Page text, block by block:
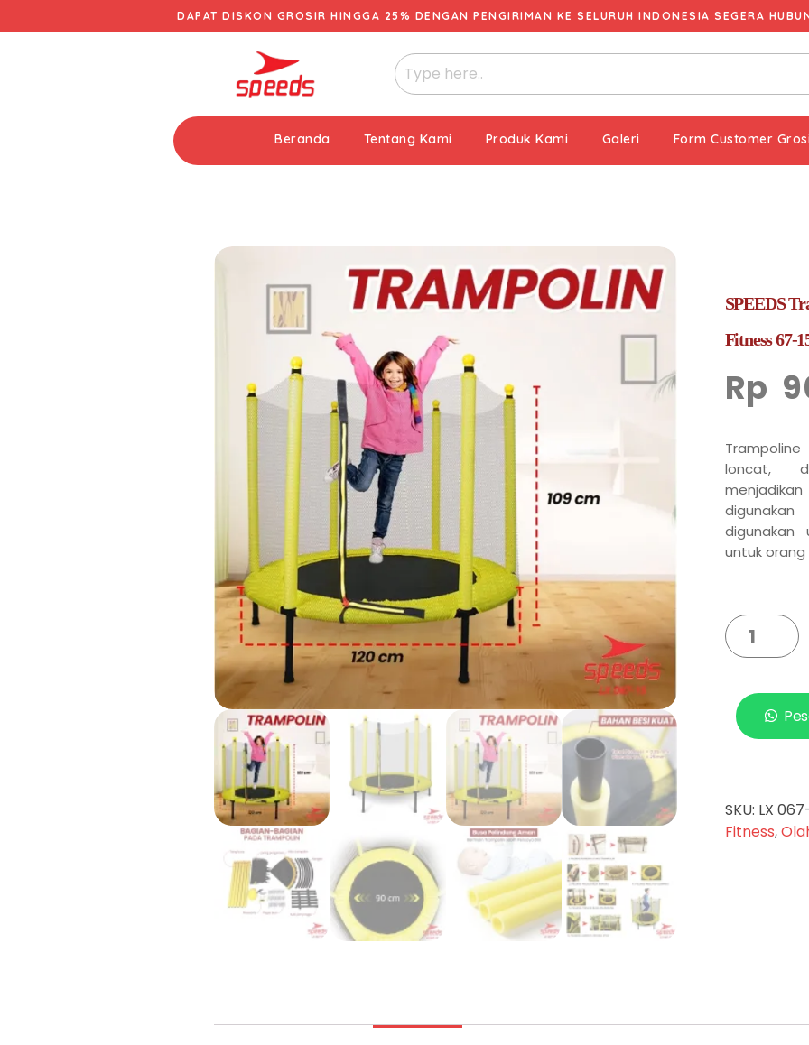
DAPAT DISKON GROSIR HINGGA 25% DENGAN PENGIRIMAN KE SELURUH INDONESIA SEGERA
Beranda Tentang Kami Produk Kami Galeri Form Customer
SPEEDS
Fitness 67-
Rp
loncat,
digunakan
untuk
SKU: LX
Fitness,